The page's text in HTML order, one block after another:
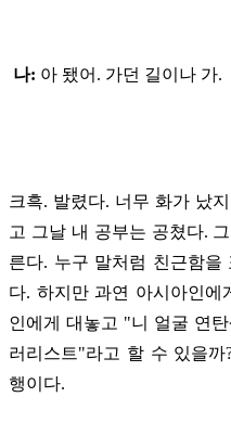
나: 아 됐어. 가던 길이나 가.
크흑. 발렸다. 너무 화가 났
고 그날 내 공부는 공쳤다.
른다. 누구 말처럼 친근함을
다. 하지만 과연 아시아인에
인에게 대놓고 "니 얼굴 연
러리스트"라고 할 수 있을
행이다.